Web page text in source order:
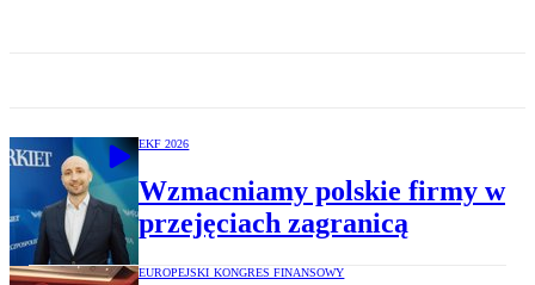
EKF 2026
Wzmacniamy polskie firmy w
przejęciach zagranicą
EUROPEJSKI KONGRES FINANSOWY